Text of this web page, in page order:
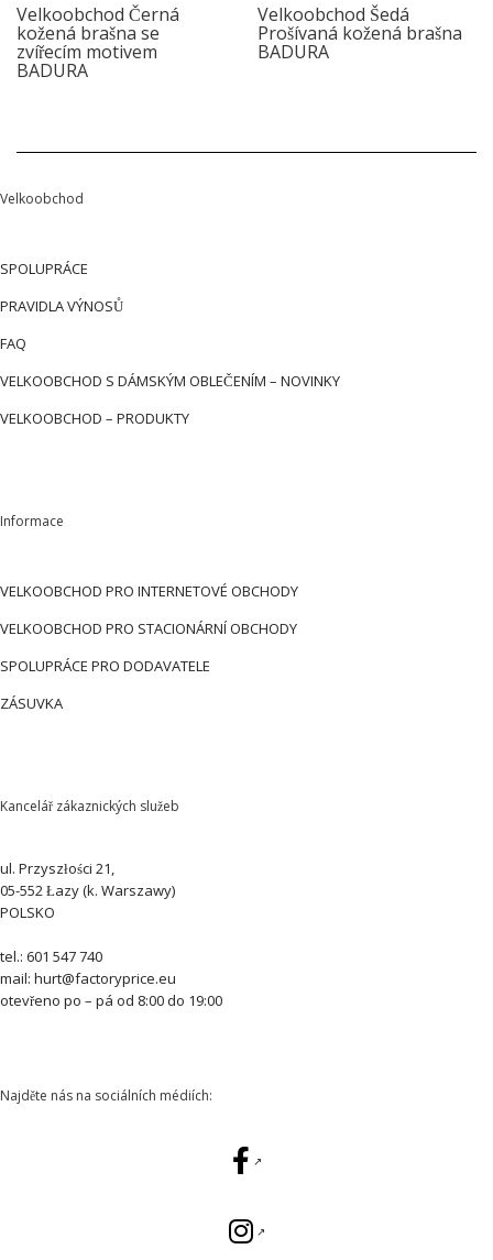
Velkoobchod Černá
kožená brašna se
zvířecím motivem
BADURA
Velkoobchod Šedá
Prošívaná kožená brašna
BADURA
Velkoobchod
SPOLUPRÁCE
PRAVIDLA VÝNOSŮ
FAQ
VELKOOBCHOD S DÁMSKÝM OBLEČENÍM – NOVINKY
VELKOOBCHOD – PRODUKTY
Informace
VELKOOBCHOD PRO INTERNETOVÉ OBCHODY
VELKOOBCHOD PRO STACIONÁRNÍ OBCHODY
SPOLUPRÁCE PRO DODAVATELE
ZÁSUVKA
Kancelář zákaznických služeb
ul. Przyszłości 21,
05-552 Łazy (k. Warszawy)
POLSKO
tel.: 601 547 740
mail: hurt@factoryprice.eu
otevřeno po – pá od 8:00 do 19:00
Najděte nás na sociálních médiích: